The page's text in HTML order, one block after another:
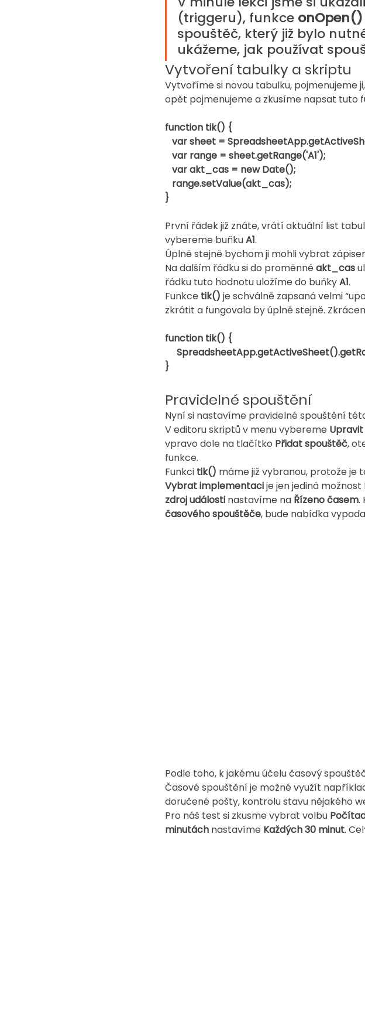
(triggeru), funkce onOpen()
spouštěč, který již bylo
ukážeme, jak používat
Vytvoření tabulky a skriptu
Vytvoříme si novou tabulku, pojmenujeme
opět pojmenujeme a zkusíme napsat tuto
function tik() {
var sheet =
   var range = sheet.getRange('A1');
   var akt_cas = new Date();
   range.setValue(akt_cas);
}
První řádek již znáte, vrátí aktuální list
vybereme buňku A1.
Úplně stejně bychom ji mohli vybrat
Na dalším řádku si do proměnné akt_cas
řádku tuto hodnotu uložíme do buňky A1.
Funkce tik() je schválně zapsaná velmi
zkrátit a fungovala by úplně stejně.
function tik() {
}
Pravidelné spouštění
Nyní si nastavíme pravidelné spouštění
V editoru skriptů v menu vybereme
vpravo dole na tlačítko Přidat spouštěč,
funkce.
Funkci tik() máme již vybranou, protože je
Vybrat implementaci je jen jediná možnost
zdroj události nastavíme na Řízeno časem.
časového spouštěče, bude nabídka
Podle toho, k jakému účelu časový
Časové spouštění je možné využít
doručené pošty, kontrolu stavu nějakého
Pro náš test si zkusme vybrat volbu
minutách nastavíme Každých 30 minut.